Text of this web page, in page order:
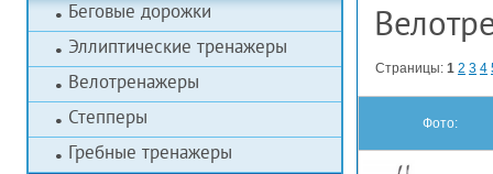
Беговые дорожки
Эллиптические тренажеры
Велотренажеры
Степперы
Гребные тренажеры
Страницы: 1 2 3 4
Фото: